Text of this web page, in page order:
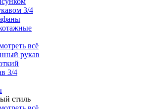
3/4
всё
рукав
3/4
стиль